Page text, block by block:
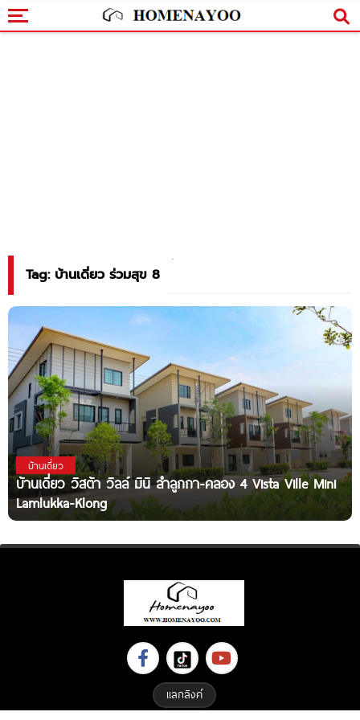
Tag: บ้านเดี่ยว ร่วมสุข 8
บ้านเดี่ยว
บ้านเดี่ยว วิสต้า วิลล์ มินิ ลำลูกกา-คลอง 4 Vista Ville Mini
Lamlukka-Klong
แลกลิงค์